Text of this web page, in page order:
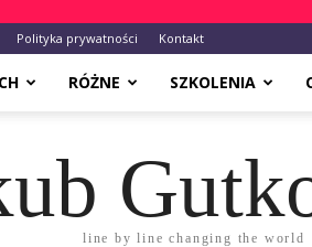
Polityka prywatności Kontakt
RÓŻNE SZKOLENIA
line by line changing the world